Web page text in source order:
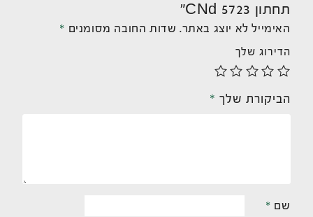
תחתון CNd 5723”
האימייל לא יוצג באתר. שדות החובה מסומנים *
הדירוג שלך
הביקורת שלך *
שם *